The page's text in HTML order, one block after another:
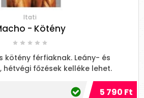
Itati
- Kötény
kötény férfiaknak. Leány- és
hétvégi főzések kelléke lehet.
5 790 Ft